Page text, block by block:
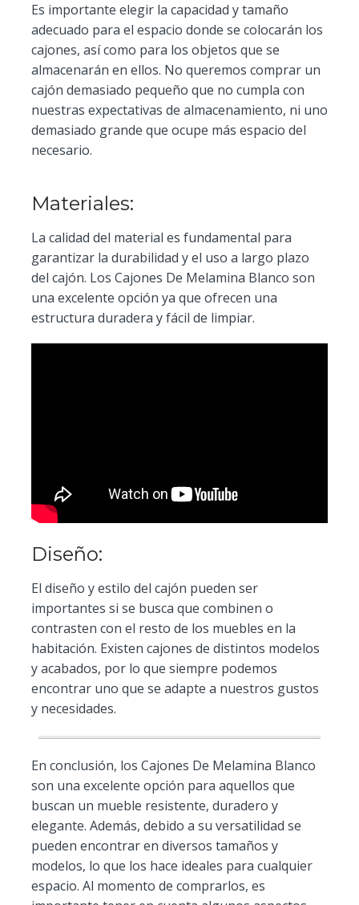
Es importante elegir la capacidad y tamaño
adecuado para el espacio donde se colocarán los
cajones, así como para los objetos que se
almacenarán en ellos. No queremos comprar un
cajón demasiado pequeño que no cumpla con
nuestras expectativas de almacenamiento, ni uno
demasiado grande que ocupe más espacio del
necesario.
Materiales:
La calidad del material es fundamental para
garantizar la durabilidad y el uso a largo plazo
del cajón. Los Cajones De Melamina Blanco son
una excelente opción ya que ofrecen una
estructura duradera y fácil de limpiar.
Diseño:
El diseño y estilo del cajón pueden ser
importantes si se busca que combinen o
contrasten con el resto de los muebles en la
habitación. Existen cajones de distintos modelos
y acabados, por lo que siempre podemos
encontrar uno que se adapte a nuestros gustos
y necesidades.
En conclusión, los Cajones De Melamina Blanco
son una excelente opción para aquellos que
buscan un mueble resistente, duradero y
elegante. Además, debido a su versatilidad se
pueden encontrar en diversos tamaños y
modelos, lo que los hace ideales para cualquier
espacio. Al momento de comprarlos, es